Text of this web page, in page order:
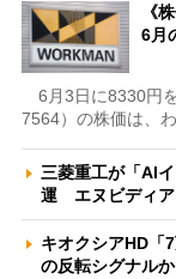
《
6月
6月3日に8330円
7564）の株価は、
三菱重工が「AI
運 エヌビディ
キオクシアHD「
の反転シグナル